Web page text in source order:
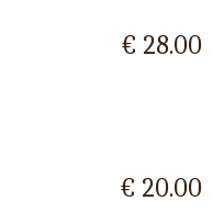
€ 28.00
€ 20.00